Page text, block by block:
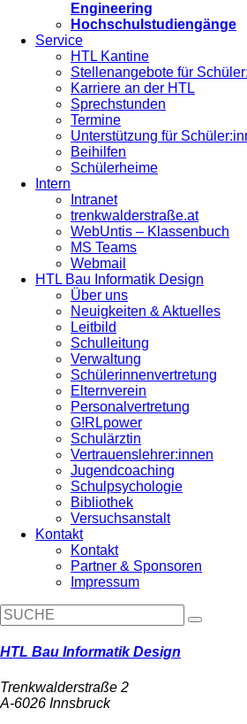
Engineering
Hochschulstudiengänge
Service
HTL Kantine
Stellenangebote für
Karriere an der HTL
Sprechstunden
Termine
Unterstützung für
Beihilfen
Schülerheime
Intern
Intranet
trenkwalderstraße.at
WebUntis – Klassenbuch
MS Teams
Webmail
HTL Bau Informatik Design
Über uns
Neuigkeiten & Aktuelles
Leitbild
Schulleitung
Verwaltung
Schülerinnenvertretung
Elternverein
Personalvertretung
G!RLpower
Schulärztin
Vertrauenslehrer:innen
Jugendcoaching
Schulpsychologie
Bibliothek
Versuchsanstalt
Kontakt
Kontakt
Partner & Sponsoren
Impressum
HTL Bau Informatik Design
Trenkwalderstraße 2
A-6026 Innsbruck